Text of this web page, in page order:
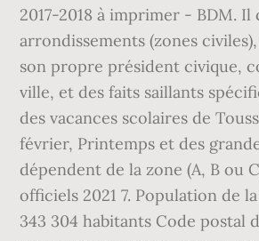
2017-2018 à imprimer - BDM.
arrondissements (zones
son propre président civique,
ville, et des faits saillants
des vacances scolaires de
février, Printemps et des
dépendent de la zone (A, B ou
officiels 2021 7. Population de
343 304 habitants Code postal